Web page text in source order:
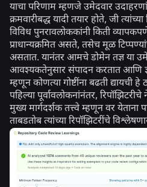
याचा परिणाम म्हणजे उमेदवार
क्रमवारीबद्ध यादी तयार होते, जी
विविध पुनरावलोककांनी किती
प्राधान्यक्रमित असते, तसेच मूळ
असतात. यानंतर आमचे डोमेन तज्ञ या
आवश्यकतेनुसार संपादन करतात आणि
म्हणून कोणत्या गोष्टींना बढती द्यायची
पहिल्या पूर्वावलोकनांनंतर,
मुख्य मार्गदर्शक तत्त्वे म्हणून वर येताना
ताबडतोब त्यांच्या रिपॉझिटरींचे